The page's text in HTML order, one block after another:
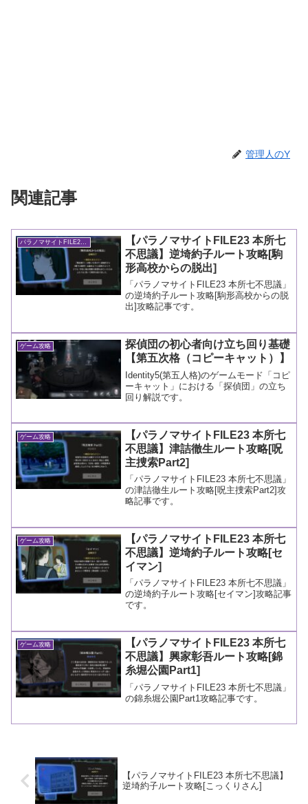
管理人のY
関連記事
パラノマサイトFILE23本所七不思議
【パラノマサイトFILE23 本所七
不思議】逆埼約子ルート攻略[駒
形高校からの脱出]
「パラノマサイトFILE23 本所七不思議」
の逆埼約子ルート攻略[駒形高校からの脱
出]攻略記事です。
ゲーム攻略
探偵団の初心者向け立ち回り基礎
【第五次格（コピーキャット）】
Identity5(第五人格)のゲームモード「コピ
ーキャット」における「探偵団」の立ち
回り解説です。
ゲーム攻略
【パラノマサイトFILE23 本所七
不思議】津詰徹生ルート攻略[呪
主捜索Part2]
「パラノマサイトFILE23 本所七不思議」
の津詰徹生ルート攻略[呪主捜索Part2]攻
略記事です。
ゲーム攻略
【パラノマサイトFILE23 本所七
不思議】逆埼約子ルート攻略[セ
イマン]
「パラノマサイトFILE23 本所七不思議」
の逆埼約子ルート攻略[セイマン]攻略記事
です。
ゲーム攻略
【パラノマサイトFILE23 本所七
不思議】興家彰吾ルート攻略[錦
糸堀公園Part1]
「パラノマサイトFILE23 本所七不思議」
の錦糸堀公園Part1攻略記事です。
【パラノマサイトFILE23 本所七不思議】
逆埼約子ルート攻略[こっくりさん]